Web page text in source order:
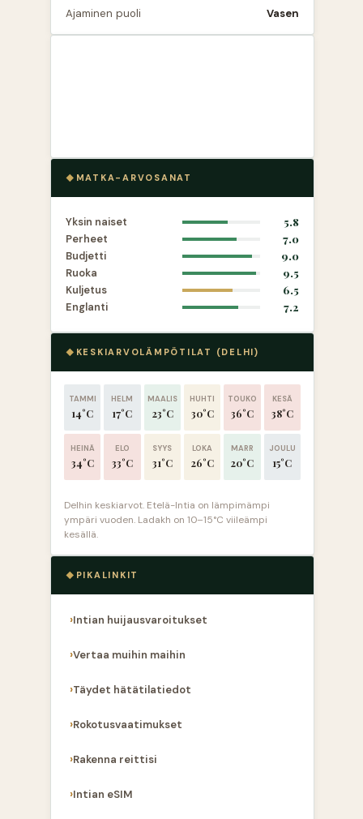
Ajaminen puoli Vasen
MATKA-ARVOSANAT
Yksin naiset
5.8
Perheet
7.0
Budjetti
9.0
Ruoka
9.5
Kuljetus
6.5
Englanti
7.2
KESKIARVOLÄMPÖTILAT (DELHI)
TAMMI
14°C
HELM
17°C
MAALIS
23°C
HUHTI
30°C
TOUKO
36°C
KESÄ
38°C
HEINÄ
34°C
ELO
33°C
SYYS
31°C
LOKA
26°C
MARR
20°C
JOULU
15°C
Delhin keskiarvot. Etelä-Intia on lämpimämpi
ympäri vuoden. Ladakh on 10–15°C viileämpi
kesällä.
PIKALINKIT
Intian huijausvaroitukset
Vertaa muihin maihin
Täydet hätätilatiedot
Rokotusvaatimukset
Rakenna reittisi
Intian eSIM